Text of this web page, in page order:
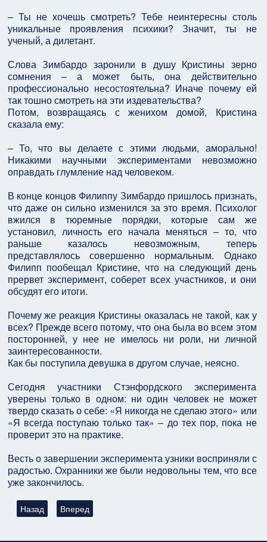
– Ты не хочешь смотреть? Тебе неинтересны столь
уникальные проявления психики? Значит, ты не
ученый, а дилетант.
Слова Зимбардо заронили в душу Кристины зерно
сомнения – а может быть, она действительно
профессионально несостоятельна? Иначе почему ей
так тошно смотреть на эти издевательства?
Потом, возвращаясь с женихом домой, Кристина
сказала ему:
– То, что вы делаете с этими людьми, аморально!
Никакими научными экспериментами невозможно
оправдать глумление над человеком.
В конце концов Филиппу Зимбардо пришлось признать,
что даже он сильно изменился за это время. Психолог
вжился в тюремные порядки, которые сам же
установил, личность его начала меняться – то, что
раньше казалось невозможным, теперь
представлялось совершенно нормальным. Однако
Филипп пообещал Кристине, что на следующий день
прервет эксперимент, соберет всех участников, и они
обсудят его итоги.
Почему же реакция Кристины оказалась не такой, как у
всех? Прежде всего потому, что она была во всем этом
посторонней, у нее не имелось ни роли, ни личной
заинтересованности.
Как бы поступила девушка в другом случае, неясно.
Сегодня участники Стэнфордского эксперимента
уверены только в одном: ни один человек не может
твердо сказать о себе: «Я никогда не сделаю этого» или
«Я всегда поступаю только так» – до тех пор, пока не
проверит это на практике.
Весть о завершении эксперимента узники восприняли с
радостью. Охранники же были недовольны тем, что все
уже закончилось.
Предыдущий: Эффект Форера
Назад Следующий: Если человеку сказать, что свободы
Вперед